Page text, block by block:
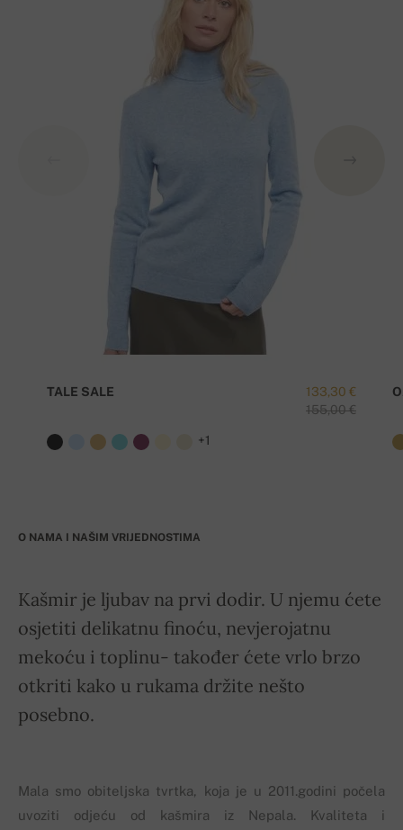
133,30 €
155,00 €
TALE SALE
+1
O NAMA I NAŠIM VRIJEDNOSTIMA
Kašmir je ljubav na prvi dodir. U njemu ćete
osjetiti delikatnu finoću, nevjerojatnu
mekoću i toplinu- također ćete vrlo brzo
otkriti kako u rukama držite nešto
posebno.
Mala smo obiteljska tvrtka, koja je u 2011.godini počela
uvoziti odjeću od kašmira iz Nepala. Kvaliteta i